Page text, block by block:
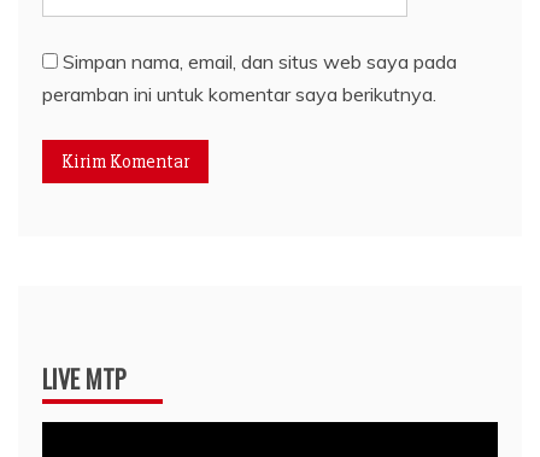
Simpan nama, email, dan situs web saya pada
peramban ini untuk komentar saya berikutnya.
LIVE MTP